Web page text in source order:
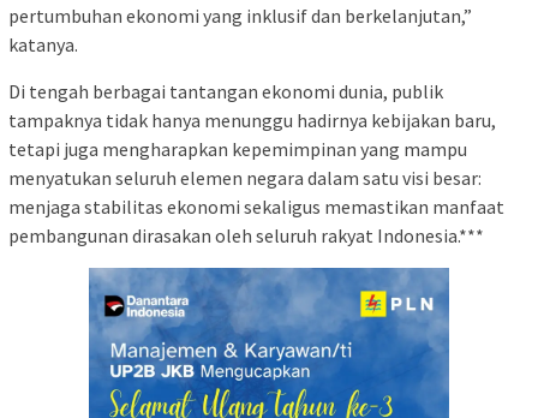
pertumbuhan ekonomi yang inklusif dan berkelanjutan,”
katanya.
Di tengah berbagai tantangan ekonomi dunia, publik
tampaknya tidak hanya menunggu hadirnya kebijakan baru,
tetapi juga mengharapkan kepemimpinan yang mampu
menyatukan seluruh elemen negara dalam satu visi besar:
menjaga stabilitas ekonomi sekaligus memastikan manfaat
pembangunan dirasakan oleh seluruh rakyat Indonesia.***